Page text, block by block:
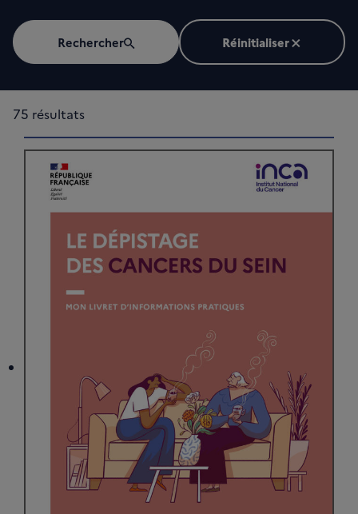
Rechercher Réinitialiser
75 résultats